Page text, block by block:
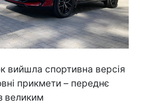
вийшла спортивна версія
прикмети – переднє
великим